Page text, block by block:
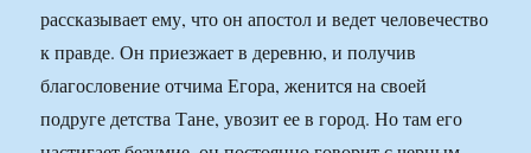
рассказывает ему, что он апостол и ведет человечество
к правде. Он приезжает в деревню, и получив
благословение отчима Егора, женится на своей
подруге детства Тане, увозит ее в город. Но там его